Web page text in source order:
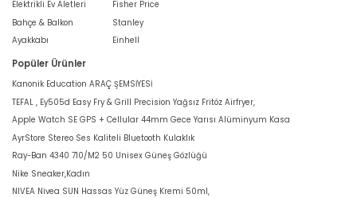
Elektrikli Ev Aletleri
Bahçe & Balkon
Ayakkabı
Fisher Price
Stanley
Einhell
Popüler Ürünler
Kanonik Education ARAÇ ŞEMSİYESİ
TEFAL , Ey505d Easy Fry & Grill Precision Yağsız Fritöz Airfryer,
Apple Watch SE GPS + Cellular 44mm Gece Yarısı Alüminyum Kasa
AyrStore Stereo Ses Kaliteli Bluetooth Kulaklık
Ray-Ban 4340 710/M2 50 Unisex Güneş Gözlüğü
Nike Sneaker,Kadın
NIVEA Nivea SUN Hassas Yüz Güneş Kremi 50ml,